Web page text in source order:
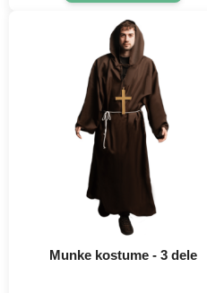
Munke kostume - 3 dele